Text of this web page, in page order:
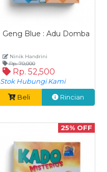
Geng Blue : Adu Domba
Ninik Handrini
Rp. 70,000
Rp. 52,500
Stok Hubungi Kami
Beli
Rincian
25% OFF